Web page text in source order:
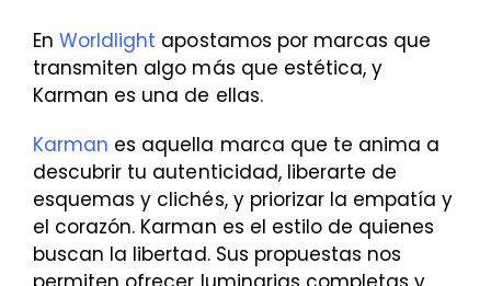
EnWorldlight apostamos por marcas que
transmiten algo más que estética, y
Karman es una de ellas.
Karman es aquella marca que te anima a
descubrir tu autenticidad, liberarte de
esquemas y clichés, y priorizar la empatía y
el corazón. Karman es el estilo de quienes
buscan la libertad. Sus propuestas nos